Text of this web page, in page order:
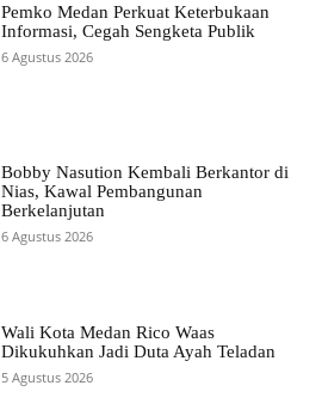
Pemko Medan Perkuat Keterbukaan
Informasi, Cegah Sengketa Publik
6 Agustus 2026
Bobby Nasution Kembali Berkantor di
Nias, Kawal Pembangunan
Berkelanjutan
6 Agustus 2026
Wali Kota Medan Rico Waas
Dikukuhkan Jadi Duta Ayah Teladan
5 Agustus 2026